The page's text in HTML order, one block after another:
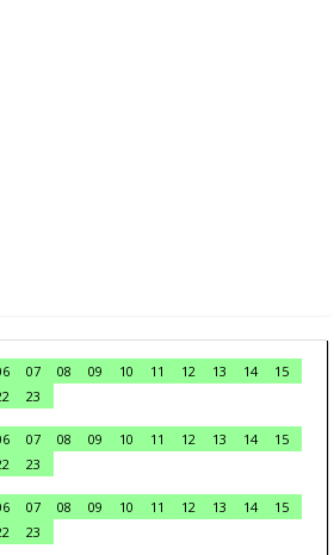
07 08 09 10 11 12 13 14
15
23
07 08 09 10 11 12 13 14
15
23
07 08 09 10 11 12 13 14
15
23